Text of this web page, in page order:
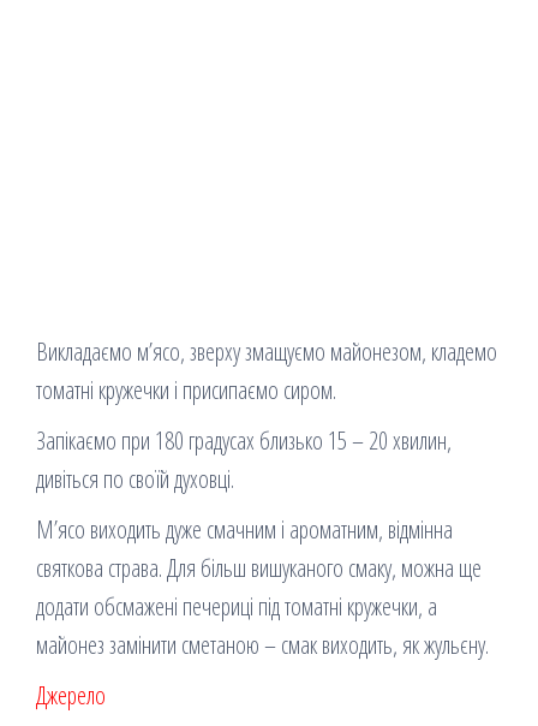
Викладаємо м’ясо, зверху змащуємо майонезом, кладемо
томатні кружечки і присипаємо сиром.
Запікаємо при 180 градусах близько 15 – 20 хвилин,
дивіться по своїй духовці.
М’ясо виходить дуже смачним і ароматним, відмінна
святкова страва. Для більш вишуканого смаку, можна ще
додати обсмажені печериці під томатні кружечки, а
майонез замінити сметаною – смак виходить, як жульєну.
Джерело